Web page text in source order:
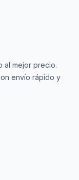
al mejor precio.
envío rápido y